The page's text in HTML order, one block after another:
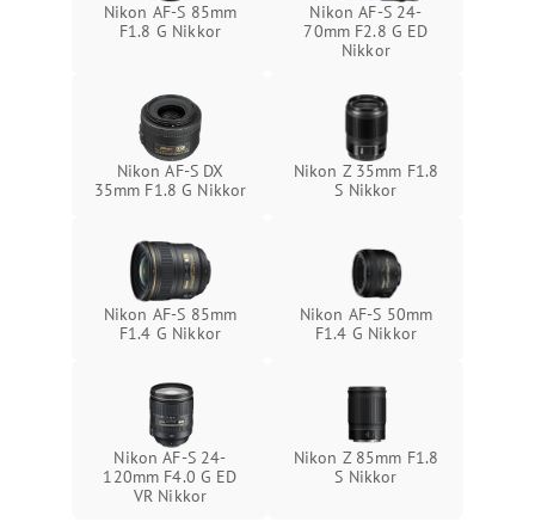
Nikon AF-S 85mm
F1.8 G Nikkor
Nikon AF-S 24-
70mm F2.8 G ED
Nikkor
Nikon AF-S DX
35mm F1.8 G Nikkor
Nikon Z 35mm F1.8
S Nikkor
Nikon AF-S 85mm
F1.4 G Nikkor
Nikon AF-S 50mm
F1.4 G Nikkor
Nikon AF-S 24-
120mm F4.0 G ED
VR Nikkor
Nikon Z 85mm F1.8
S Nikkor